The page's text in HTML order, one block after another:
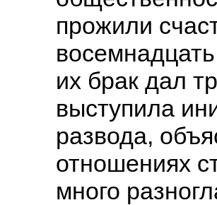
прожили
их брак дал
выступила
развода,
отношениях
много